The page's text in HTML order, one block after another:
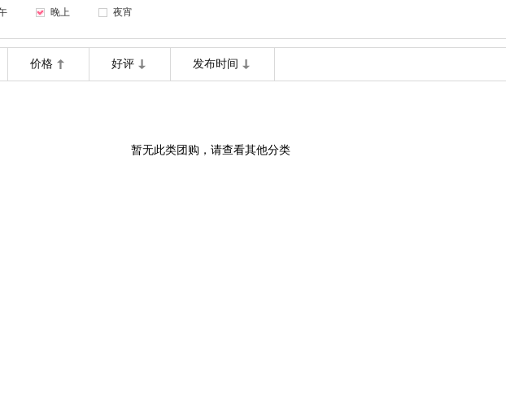
晚上 夜宵
价格 好评 发布时间
暂无此类团购，请查看其他分类